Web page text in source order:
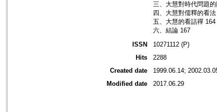
三、大慧對時代問題
四、大慧對儒釋的看
五、大慧的看話禪 164
六、結論 167
ISSN
10271112 (P)
Hits
2288
Created date
1999.06.14;
Modified date
2017.06.29